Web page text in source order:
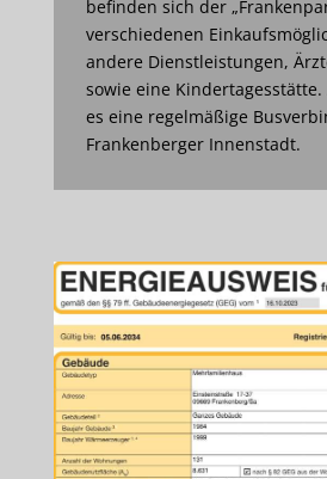
befinden sich der
verschiedenen
andere Dienstleistungen,
sowie eine
es eine regelmäßige
Frankenberger Innenstadt.